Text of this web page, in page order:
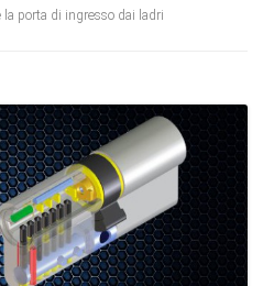
porta di ingresso dai ladri